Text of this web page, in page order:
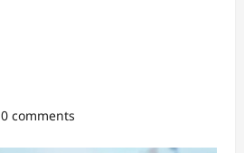
0 comments